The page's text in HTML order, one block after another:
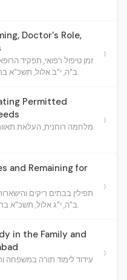
Doctor's Role,
זמן טיפול רפואי, תפקיד
ב"ה, י"ב אלול, תשכ"א ברוקלין.
›
Permitted
מלחמה רוחנית, העלאת
›
and Remaining for
תפילין בבתים ריקים
ב"ה, י"ג אלול, תשכ"א ברוקלין.
›
in the Family and
עידוד לימוד תורה במשפחה
›